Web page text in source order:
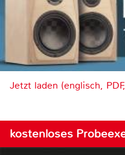
Jetzt laden (englisch,
kostenloses